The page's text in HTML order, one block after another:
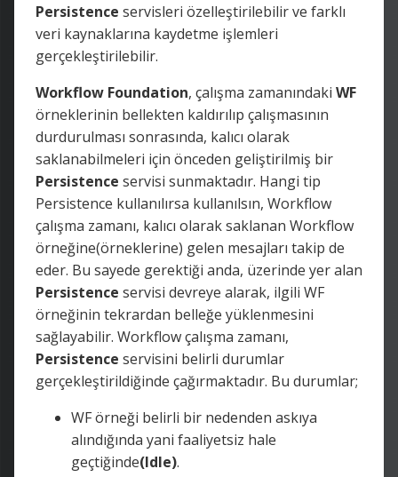
Persistence servisleri özelleştirilebilir ve farklı
veri kaynaklarına kaydetme işlemleri
gerçekleştirilebilir.
Workflow Foundation, çalışma zamanındaki WF
örneklerinin bellekten kaldırılıp çalışmasının
durdurulması sonrasında, kalıcı olarak
saklanabilmeleri için önceden geliştirilmiş bir
Persistence servisi sunmaktadır. Hangi tip
Persistence kullanılırsa kullanılsın, Workflow
çalışma zamanı, kalıcı olarak saklanan Workflow
örneğine(örneklerine) gelen mesajları takip de
eder. Bu sayede gerektiği anda, üzerinde yer alan
Persistence servisi devreye alarak, ilgili WF
örneğinin tekrardan belleğe yüklenmesini
sağlayabilir. Workflow çalışma zamanı,
Persistence servisini belirli durumlar
gerçekleştirildiğinde çağırmaktadır. Bu durumlar;
WF örneği belirli bir nedenden askıya
alındığında yani faaliyetsiz hale
geçtiğinde(Idle).